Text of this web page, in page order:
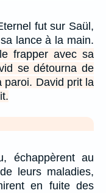
fut sur Saül,
lance à la main.
frapper avec sa
se détourna de
paroi. David prit la
échappèrent au
leurs maladies,
en fuite des